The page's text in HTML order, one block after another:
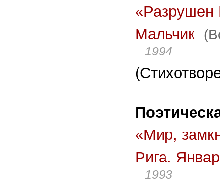
«Разрушен
Мальчик
1994
«Мир,
Рига.
1993